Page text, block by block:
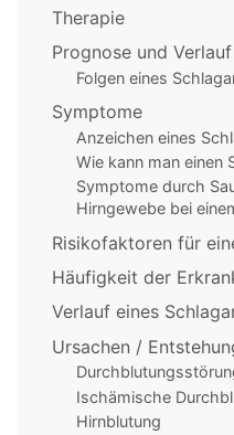
Therapie
Prognose und Verlauf
Folgen eines
Symptome
Anzeichen eines
Wie kann man einen
Symptome durch
Hirngewebe bei
Risikofaktoren für
Häufigkeit der
Verlauf eines
Ursachen /
Ischämische
Hirnblutung